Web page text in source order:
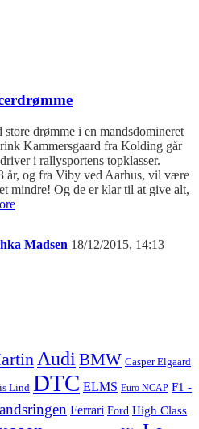
drømme i en mandsdomineret
Kammersgaard fra Kolding går
i rallysportens topklasser.
år, og fra Viby ved Aarhus, vil være
mindre! Og de er klar til at give alt,
Madsen 18/12/2015, 14:13
Audi BMW Casper Elgaard
Lind DTC ELMS Euro NCAP F1 -
Ferrari Ford High Class